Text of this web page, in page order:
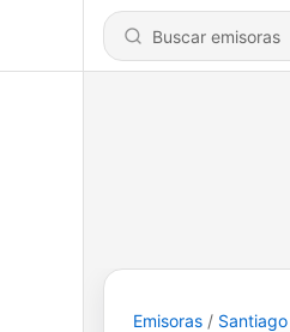
Emisoras Santiago